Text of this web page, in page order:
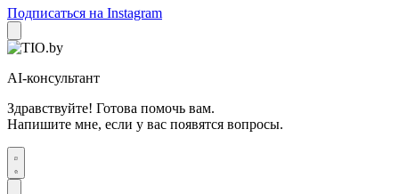
Подписаться на Instagram
AI-консультант
Здравствуйте! Готова помочь вам.
Напишите мне, если у вас появятся вопросы.